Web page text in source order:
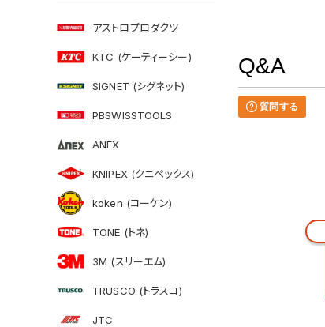
アストロプロダクツ
KTC (ケーティーシー)
SIGNET (シグネット)
PBSWISSTOOLS
ANEX
KNIPEX (クニペックス)
koken (コーケン)
TONE (トネ)
3M (スリーエム)
TRUSCO (トラスコ)
JTC
Q&A
質問する